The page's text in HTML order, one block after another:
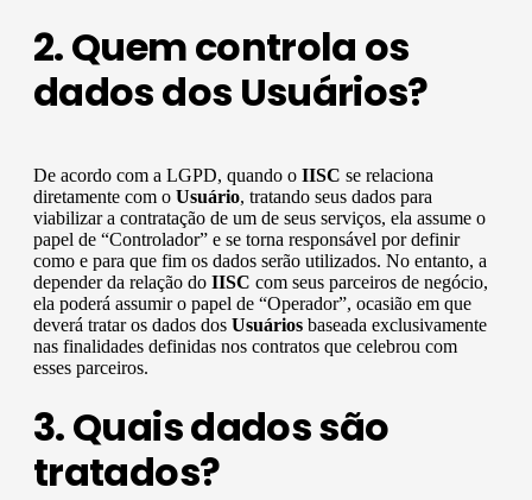
2. Quem controla os
dados dos Usuários?
De acordo com a LGPD, quando o IISC se relaciona
diretamente com o Usuário, tratando seus dados para
viabilizar a contratação de um de seus serviços, ela assume o
papel de “Controlador” e se torna responsável por definir
como e para que fim os dados serão utilizados. No entanto, a
depender da relação do IISC com seus parceiros de negócio,
ela poderá assumir o papel de “Operador”, ocasião em que
deverá tratar os dados dos Usuários baseada exclusivamente
nas finalidades definidas nos contratos que celebrou com
esses parceiros.
3. Quais dados são
tratados?